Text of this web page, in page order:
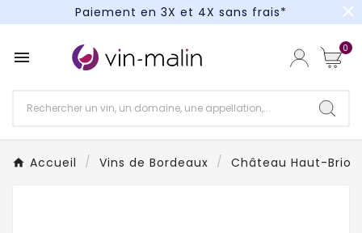
Paiement en 3X et 4X sans frais*
Paiement en 3X et 4X sans frais*
close
 0
Accueil Vins de Bordeaux Château Haut-Brion